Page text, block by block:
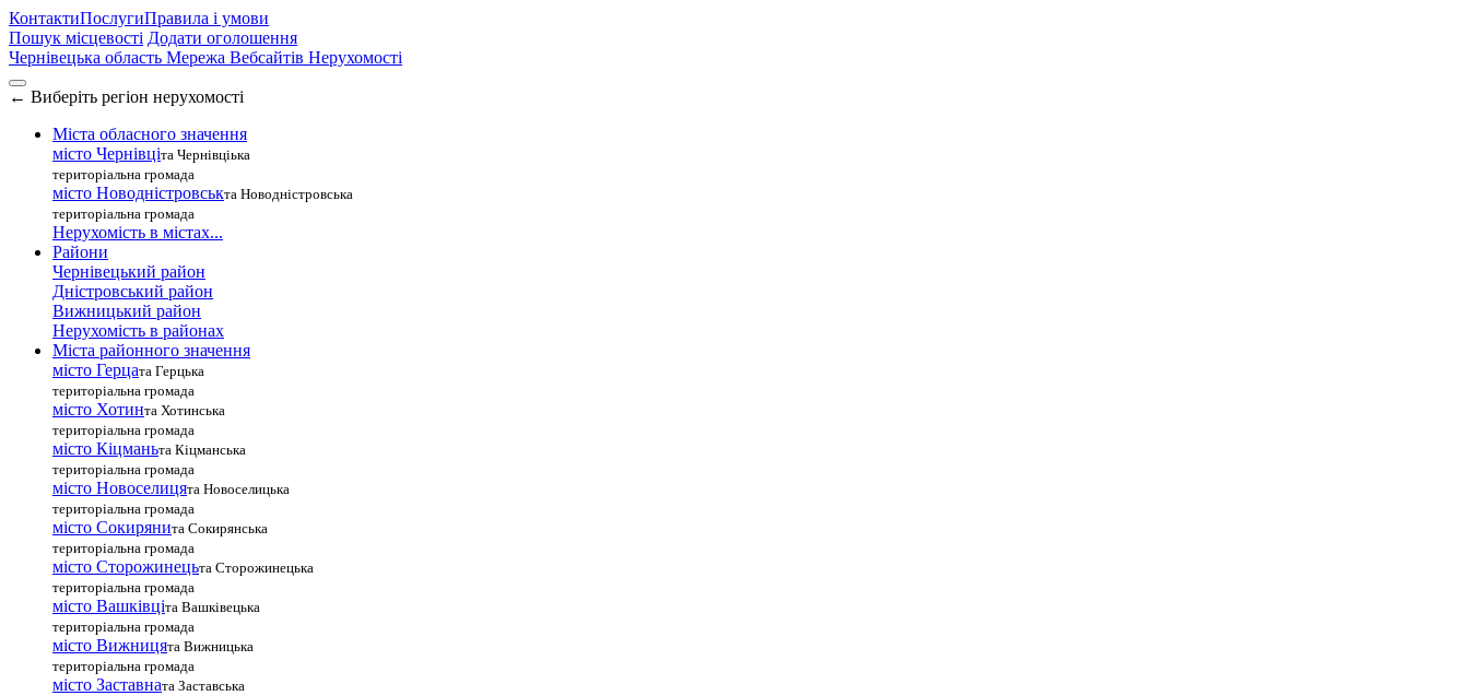
КонтактиПослугиПравила і умови
Пошук місцевості Додати оголошення
Чернівецька область Мережа Вебсайтів Нерухомості
← Виберіть регіон нерухомості
Міста обласного значення
місто Чернівціта Чернівціька
територіальна громада
місто Новодністровськта Новодністровська
територіальна громада
Нерухомість в містах...
Райони
Чернівецький район
Дністровський район
Вижницький район
Нерухомість в районах
Міста районного значення
місто Герцата Герцька
територіальна громада
місто Хотинта Хотинська
територіальна громада
місто Кіцманьта Кіцманська
територіальна громада
місто Новоселицята Новоселицька
територіальна громада
місто Сокирянита Сокирянська
територіальна громада
місто Сторожинецьта Сторожинецька
територіальна громада
місто Вашківціта Вашківецька
територіальна громада
місто Вижницята Вижницька
територіальна громада
місто Заставната Заставська